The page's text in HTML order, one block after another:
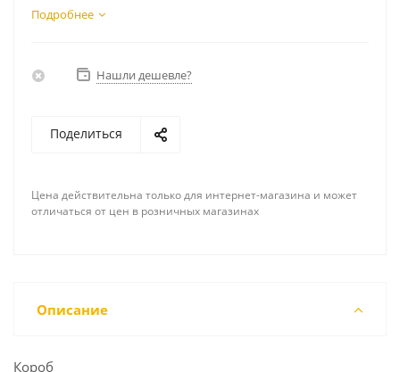
Подробнее
Нашли дешевле?
Поделиться
Цена действительна только для интернет-магазина и может
отличаться от цен в розничных магазинах
Описание
Короб